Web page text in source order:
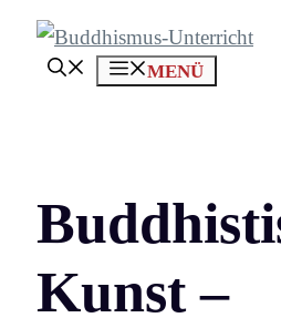
MENÜ
Kunst –